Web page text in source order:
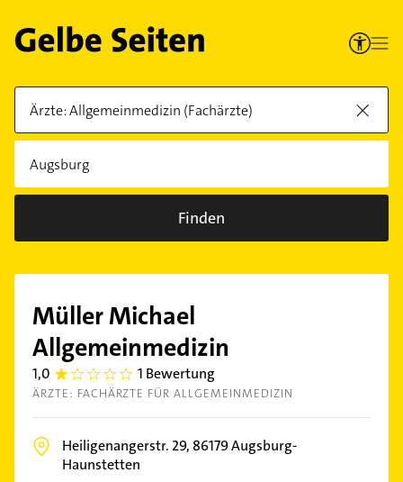
Finden
Müller Michael
Allgemeinmedizin
1,0 1.0 1 Bewertung
ÄRZTE: FACHÄRZTE FÜR ALLGEMEINMEDIZIN
Heiligenangerstr. 29, 86179Augsburg-
Haunstetten